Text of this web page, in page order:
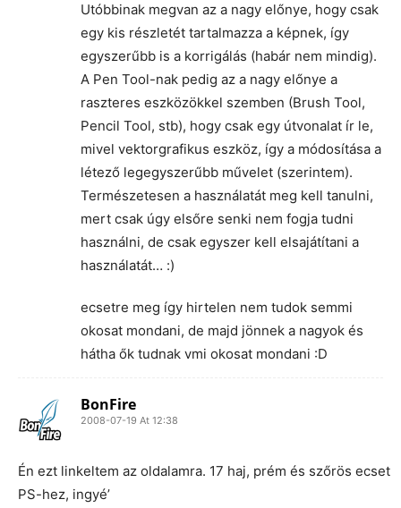
Utóbbinak megvan az a nagy előnye, hogy csak
egy kis részletét tartalmazza a képnek, így
egyszerűbb is a korrigálás (habár nem mindig).
A Pen Tool-nak pedig az a nagy előnye a
raszteres eszközökkel szemben (Brush Tool,
Pencil Tool, stb), hogy csak egy útvonalat ír le,
mivel vektorgrafikus eszköz, így a módosítása a
létező legegyszerűbb művelet (szerintem).
Természetesen a használatát meg kell tanulni,
mert csak úgy elsőre senki nem fogja tudni
használni, de csak egyszer kell elsajátítani a
használatát… :)
ecsetre meg így hirtelen nem tudok semmi
okosat mondani, de majd jönnek a nagyok és
hátha ők tudnak vmi okosat mondani :D
BonFire
2008-07-19 At 12:38
Én ezt linkeltem az oldalamra. 17 haj, prém és szőrös ecset
PS-hez, ingyé’